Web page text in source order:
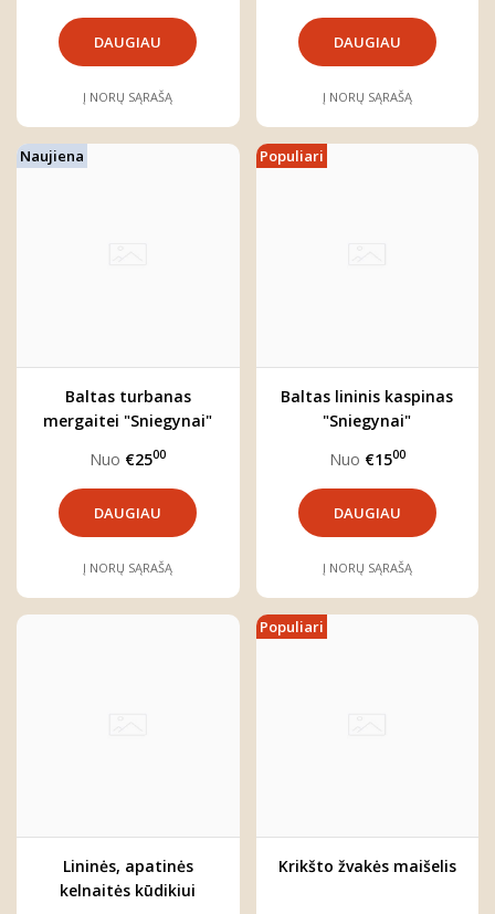
DAUGIAU
Į NORŲ SĄRAŠĄ
DAUGIAU
Į NORŲ SĄRAŠĄ
Naujiena
Baltas turbanas
mergaitei "Sniegynai"
Nuo €2500
DAUGIAU
Į NORŲ SĄRAŠĄ
Populiari
Baltas lininis kaspinas
"Sniegynai"
Nuo €1500
DAUGIAU
Į NORŲ SĄRAŠĄ
Lininės, apatinės
kelnaitės kūdikiui
Populiari
Krikšto žvakės maišelis